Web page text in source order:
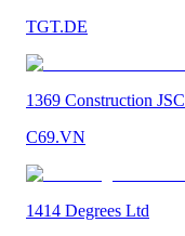
TGT.DE
1369 Construction JSC
C69.VN
1414 Degrees Ltd